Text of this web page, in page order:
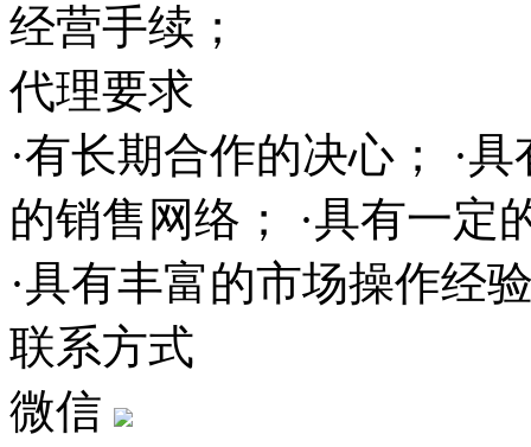
经营手续；
代理要求
·有长期合作的决心； ·
的销售网络； ·具有一定
·具有丰富的市场操作经
联系方式
微信